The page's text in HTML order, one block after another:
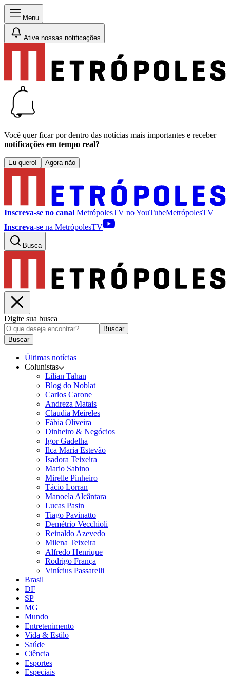
Menu
Ative nossas notificações
Você quer ficar por dentro das notícias mais importantes e receber
notificações em tempo real?
Eu quero! Agora não
Inscreva-se no canal MetrópolesTV noYouTubeMetrópolesTV
Inscreva-se na MetrópolesTV
Busca
Digite sua busca
Buscar
Buscar
Últimas notícias
Colunistas
Lilian Tahan
Blog do Noblat
Carlos Carone
Andreza Matais
Claudia Meireles
Fábia Oliveira
Dinheiro & Negócios
Igor Gadelha
Ilca Maria Estevão
Isadora Teixeira
Mario Sabino
Mirelle Pinheiro
Tácio Lorran
Manoela Alcântara
Lucas Pasin
Tiago Pavinatto
Demétrio Vecchioli
Reinaldo Azevedo
Milena Teixeira
Alfredo Henrique
Rodrigo França
Vinícius Passarelli
Brasil
DF
SP
MG
Mundo
Entretenimento
Vida & Estilo
Saúde
Ciência
Esportes
Especiais